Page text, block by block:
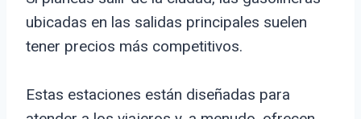
ubicadas en las salidas principales suelen
tener precios más competitivos.
Estas estaciones están diseñadas para